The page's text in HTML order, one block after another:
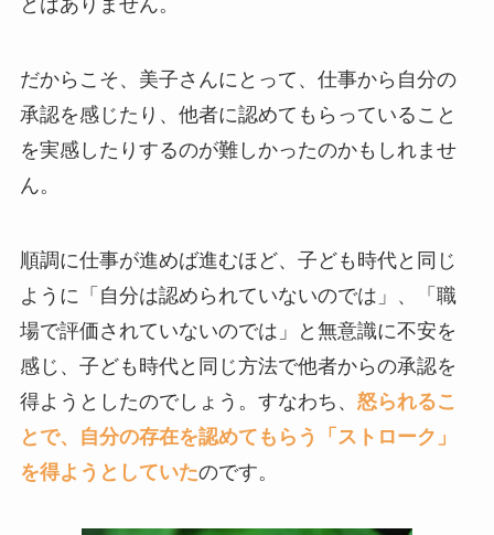
だからこそ、美子さんにとって、仕事から自分の
承認を感じたり、他者に認めてもらっていること
を実感したりするのが難しかったのかもしれませ
ん。
順調に仕事が進めば進むほど、子ども時代と同じ
ように「自分は認められていないのでは」、「職
場で評価されていないのでは」と無意識に不安を
感じ、子ども時代と同じ方法で他者からの承認を
得ようとしたのでしょう。すなわち、 怒られるこ
とで、自分の存在を認めてもらう「ストローク」
を得ようとしていたのです。